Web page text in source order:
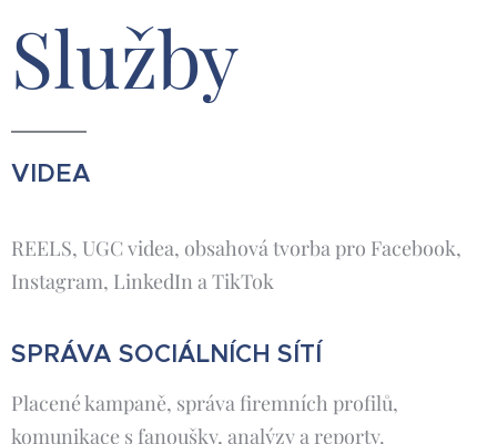
Služby
VIDEA
REELS, UGC videa, obsahová tvorba pro Facebook,
Instagram, LinkedIn a TikTok
SPRÁVA SOCIÁLNÍCH SÍTÍ
Placené kampaně, správa firemních profilů,
komunikace s fanoušky, analýzy a reporty.